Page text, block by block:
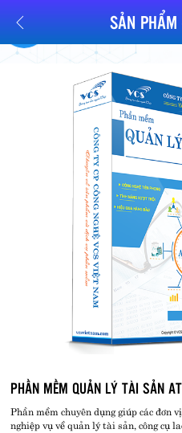
SẢN
PHẦN MỀM QUẢN LÝ TÀI SẢN
Phần mềm chuyên dụng giúp các đơn
nghiệp vụ về quản lý tài sản, công cụ